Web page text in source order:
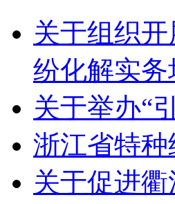
关于组织
纷化解实
关于举办“
浙江省特
关于促进